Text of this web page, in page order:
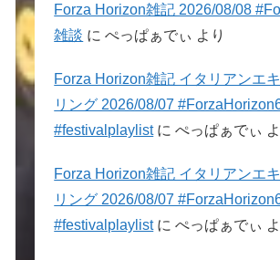
Forza Horizon雑記 2026/08/08
雑談 にぺっぱぁでぃ より
Forza Horizon雑記 イタリアンエ
リング 2026/08/07
#festivalplaylistにぺっぱぁでぃ
Forza Horizon雑記 イタリアンエ
リング 2026/08/07
#festivalplaylistにぺっぱぁでぃ